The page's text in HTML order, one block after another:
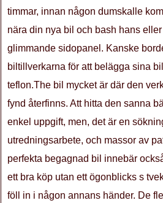
timmar, innan någon dumskalle
nära din nya bil och bash hans
glimmande sidopanel. Kanske
biltillverkarna för att belägga sina
teflon.The bil mycket är där den
fynd återfinns. Att hitta den sanna
enkel uppgift, men, det är en
utredningsarbete, och massor av
perfekta begagnad bil innebär
ett bra köp utan ett ögonblicks s
föll in i någon annans händer. De